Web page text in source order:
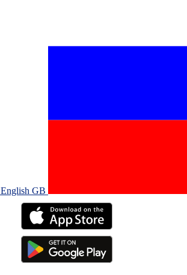
English GB‎